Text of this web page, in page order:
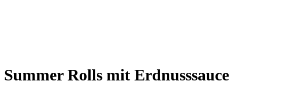
Summer Rolls mit Erdnusssauce